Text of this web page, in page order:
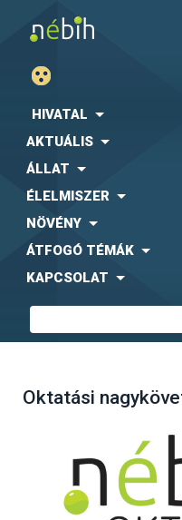
HIVATAL
AKTUÁLIS
ÁLLAT
ÉLELMISZER
NÖVÉNY
ÁTFOGÓ TÉMÁK
KAPCSOLAT
Oktatási